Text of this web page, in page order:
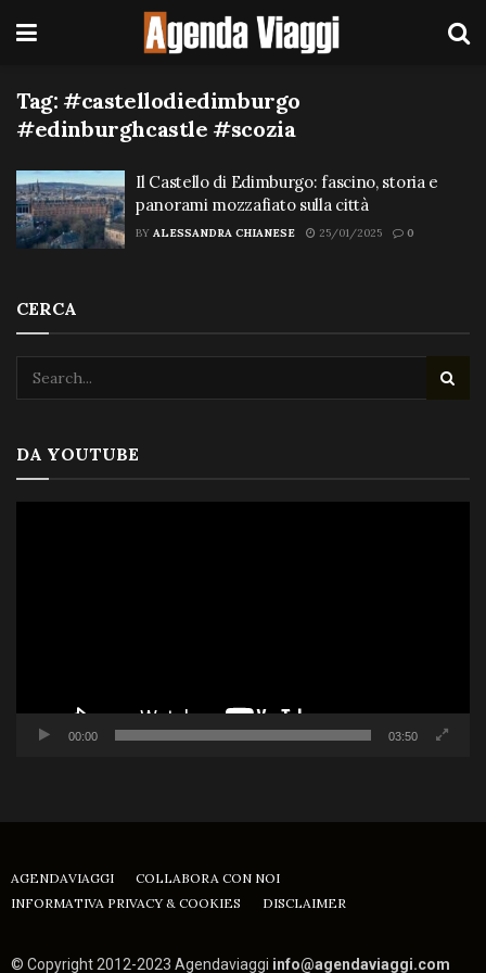
Tag: #castellodiedimburgo
#edinburghcastle #scozia
Il Castello di Edimburgo: fascino, storia e
panorami mozzafiato sulla città
BY ALESSANDRA CHIANESE 25/01/2025 0
CERCA
DA YOUTUBE
00:00 03:50
AGENDAVIAGGI
COLLABORA CON NOI
INFORMATIVA PRIVACY & COOKIES
DISCLAIMER
© Copyright 2012-2023 Agendaviaggi info@agendaviaggi.com